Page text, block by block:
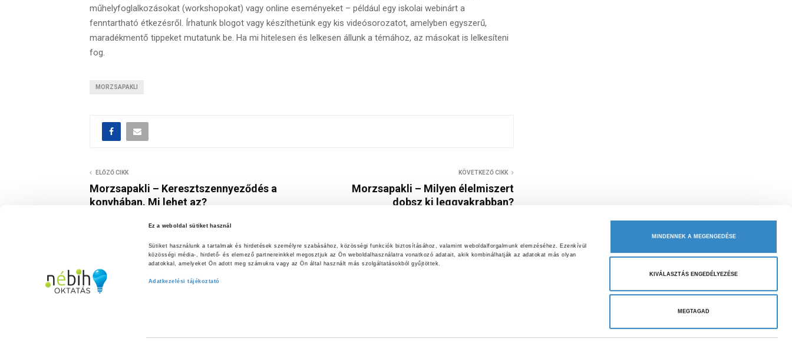
Ez a weboldal sütiket használ
Sütiket használunk a tartalmak és hirdetések személyre szabásához, közösségi funkciók biztosításához, valamint weboldalforgalmunk elemzéséhez. Ezenkívül
közösségi média-, hirdető- és elemező partnereinkkel megosztjuk az Ön weboldalhasználatra vonatkozó adatait, akik kombinálhatják az adatokat más olyan
adatokkal, amelyeket Ön adott meg számukra vagy az Ön által használt más szolgáltatásokból gyűjtöttek.
Adatkezelési tájékoztató
MINDENNEK A MEGENGEDÉSE
KIVÁLASZTÁS ENGEDÉLYEZÉSE
MEGTAGAD
műhelyfoglalkozásokat (workshopokat) vagy online eseményeket – például egy iskolai webinárt a
fenntartható étkezésről. Írhatunk blogot vagy készíthetünk egy kis videósorozatot, amelyben egyszerű,
maradékmentő tippeket mutatunk be. Ha mi hitelesen és lelkesen állunk a témához, az másokat is lelkesíteni
fog.
MORZSAPAKLI
ELŐZŐ CIKK
Morzsapakli – Keresztszennyeződés a
konyhában. Mi lehet az?
KÖVETKEZŐ CIKK
Morzsapakli – Milyen élelmiszert
dobsz ki leggyakrabban?